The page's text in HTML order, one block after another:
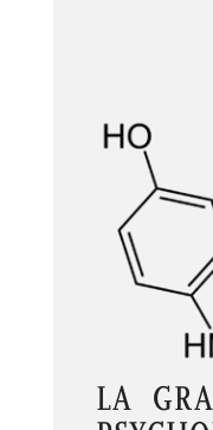
LA